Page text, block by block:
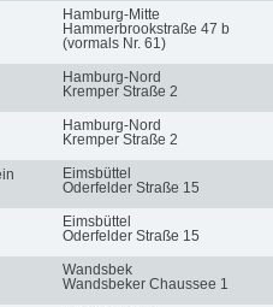
Hamburg-Mitte
Hammerbrookstraße 47 b
(vormals Nr. 61)
Hamburg-Nord
Kremper Straße 2
Hamburg-Nord
Kremper Straße 2
Eimsbüttel
Oderfelder Straße 15
Eimsbüttel
Oderfelder Straße 15
Wandsbek
Wandsbeker Chaussee 1